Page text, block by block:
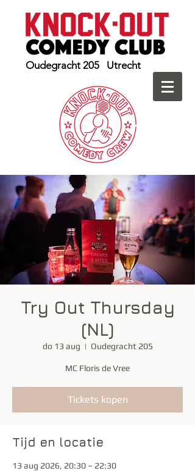
Oudegracht 205 Utrecht
Try Out Thursday
(NL)
do 13 aug
  |
Oudegracht 205
MC Floris de Vree
Tickets kopen
Tijd en locatie
13 aug 2026, 20:30 – 22:30